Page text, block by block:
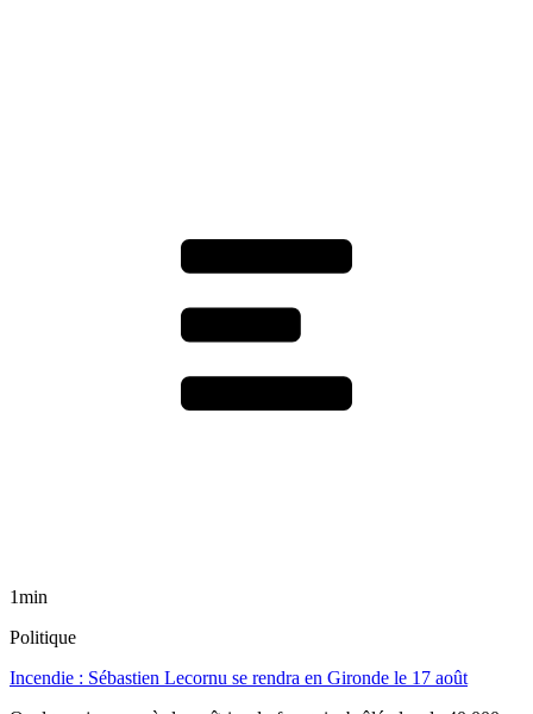
1min
Politique
Incendie : Sébastien Lecornu se rendra en Gironde le 17 août